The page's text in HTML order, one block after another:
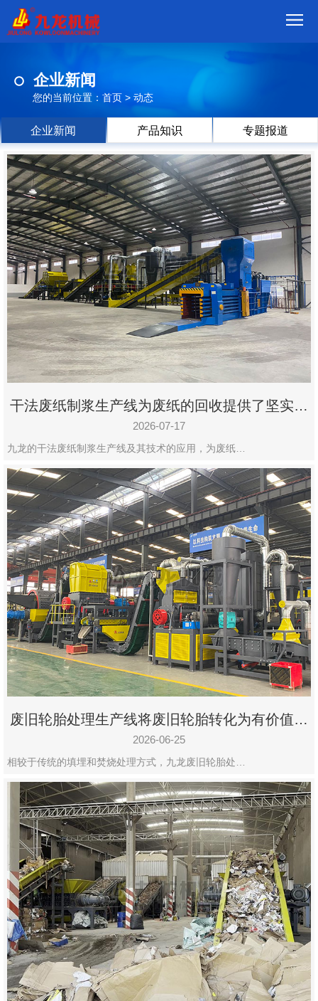
品
视
频
现
场
方
案
动
态联
系
郑
州
市
设
有
限
公
司
豫
ICP
备
19020390
号-1
企业新闻
您的当前位置： 首页 > 动态
企业新闻 产品知识 专题报道
干法废纸制浆生产线为废纸的回收提供了坚实的
保障
2026-07-17
九龙的干法废纸制浆生产线及其技术的应用，为废纸…
废旧轮胎处理生产线将废旧轮胎转化为有价值的
资源
2026-06-25
相较于传统的填埋和焚烧处理方式，九龙废旧轮胎处…